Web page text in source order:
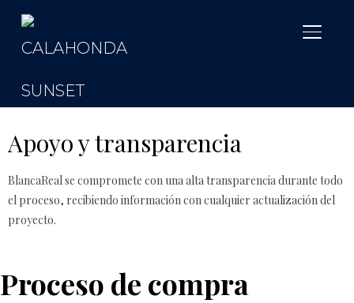
Apoyo y transparencia
BlancaReal se compromete con una alta transparencia durante todo
el proceso, recibiendo información con cualquier actualización del
proyecto.
Proceso de compra